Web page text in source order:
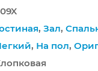
, Зал,
, На пол,